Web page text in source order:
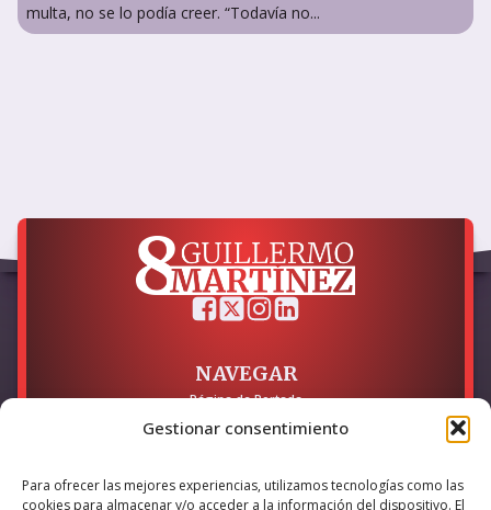
Gestionar consentimiento
Para ofrecer las mejores experiencias, utilizamos tecnologías como las
cookies para almacenar y/o acceder a la información del dispositivo. El
multa, no se lo podía creer. “Todavía no...
NAVEGAR
Página de Portada
LEGAL
Política de Privacidad